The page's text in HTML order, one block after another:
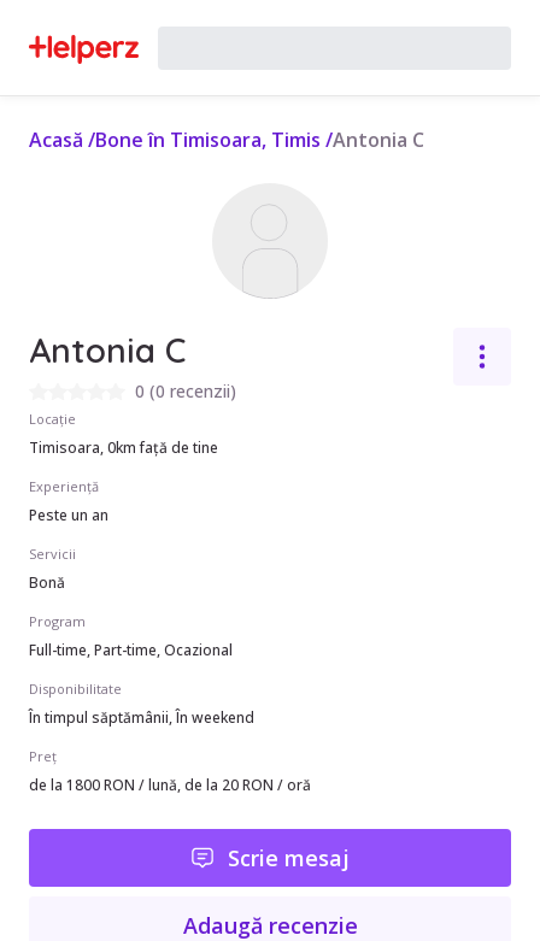
Acasă /Bone în Timisoara, Timis /Antonia C
Antonia C
0 (0 recenzii)
Locație
Timisoara, 0km față de tine
Experiență
Peste un an
Servicii
Bonă
Program
Full-time, Part-time, Ocazional
Disponibilitate
În timpul săptămânii, În weekend
Preț
de la 1800 RON / lună, de la 20 RON / oră
Scrie mesaj
Adaugă recenzie